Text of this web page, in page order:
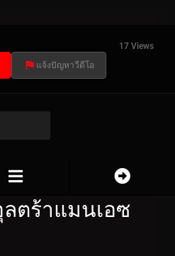
17 Views
แจ้งปัญหาวีดีโอ
ลตร้าแมนเอซ